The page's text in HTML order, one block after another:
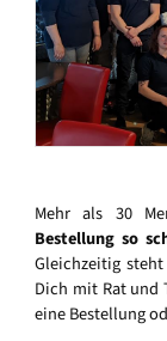
Mehr als 30
Bestellung so
Gleichzeitig
Dich mit Rat und
eine Bestellung